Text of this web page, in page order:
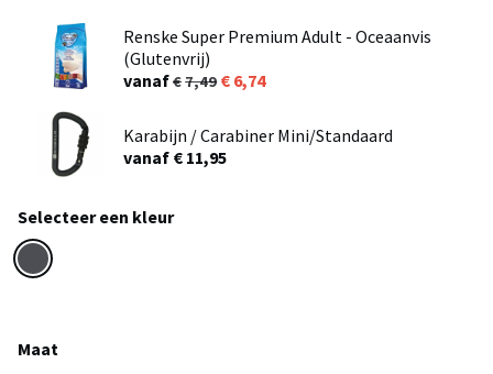
Renske Super Premium Adult - Oceaanvis
(Glutenvrij)
vanaf
7,49 6,74
Karabijn / Carabiner Mini/Standaard
vanaf € 11,95
Selecteer een kleur
Maat